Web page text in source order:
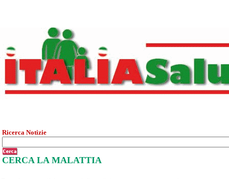
Ricerca Notizie
CERCA LA MALATTIA